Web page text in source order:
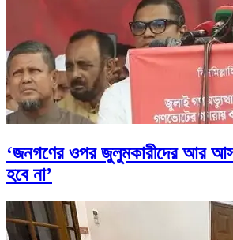
‘জনগণের ওপর জুলুমকারীদের আর
হবে না’